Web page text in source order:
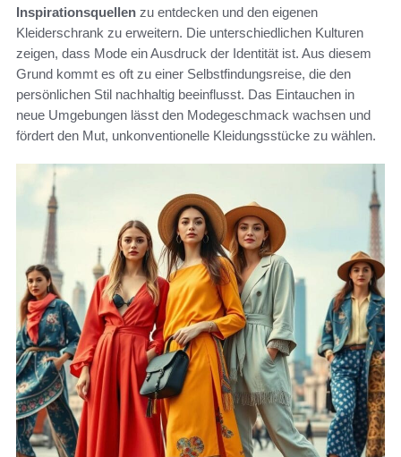
Inspirationsquellen zu entdecken und den eigenen
Kleiderschrank zu erweitern. Die unterschiedlichen Kulturen
zeigen, dass Mode ein Ausdruck der Identität ist. Aus diesem
Grund kommt es oft zu einer Selbstfindungsreise, die den
persönlichen Stil nachhaltig beeinflusst. Das Eintauchen in
neue Umgebungen lässt den Modegeschmack wachsen und
fördert den Mut, unkonventionelle Kleidungsstücke zu wählen.